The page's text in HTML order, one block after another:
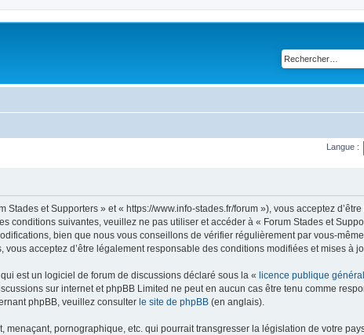
Langue :
et Supporters » et « https://www.info-stades.fr/forum »), vous acceptez
conditions suivantes, veuillez ne pas utiliser et accéder à « Forum Stades et
bien que nous vous conseillons de vérifier régulièrement par vous-
acceptez d’être légalement responsable des conditions modifiées et mises à
est un logiciel de forum de discussions déclaré sous la « licence publique
sur internet et phpBB Limited ne peut en aucun cas être tenu comme
phpBB, veuillez consulter le site de phpBB (en anglais).
pornographique, etc. qui pourrait transgresser la législation de votre